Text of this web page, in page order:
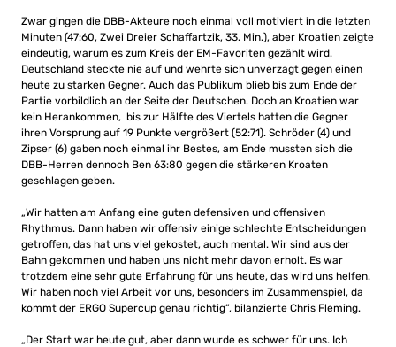
Zwar gingen die DBB-Akteure noch einmal voll motiviert in die letzten
Minuten (47:60, Zwei Dreier Schaffartzik, 33. Min.), aber Kroatien zeigte
eindeutig, warum es zum Kreis der EM-Favoriten gezählt wird.
Deutschland steckte nie auf und wehrte sich unverzagt gegen einen
heute zu starken Gegner. Auch das Publikum blieb bis zum Ende der
Partie vorbildlich an der Seite der Deutschen. Doch an Kroatien war
kein Herankommen, bis zur Hälfte des Viertels hatten die Gegner
ihren Vorsprung auf 19 Punkte vergrößert (52:71). Schröder (4) und
Zipser (6) gaben noch einmal ihr Bestes, am Ende mussten sich die
DBB-Herren dennoch Ben 63:80 gegen die stärkeren Kroaten
geschlagen geben.
„Wir hatten am Anfang eine guten defensiven und offensiven
Rhythmus. Dann haben wir offensiv einige schlechte Entscheidungen
getroffen, das hat uns viel gekostet, auch mental. Wir sind aus der
Bahn gekommen und haben uns nicht mehr davon erholt. Es war
trotzdem eine sehr gute Erfahrung für uns heute, das wird uns helfen.
Wir haben noch viel Arbeit vor uns, besonders im Zusammenspiel, da
kommt der ERGO Supercup genau richtig“, bilanzierte Chris Fleming.
„Der Start war heute gut, aber dann wurde es schwer für uns. Ich